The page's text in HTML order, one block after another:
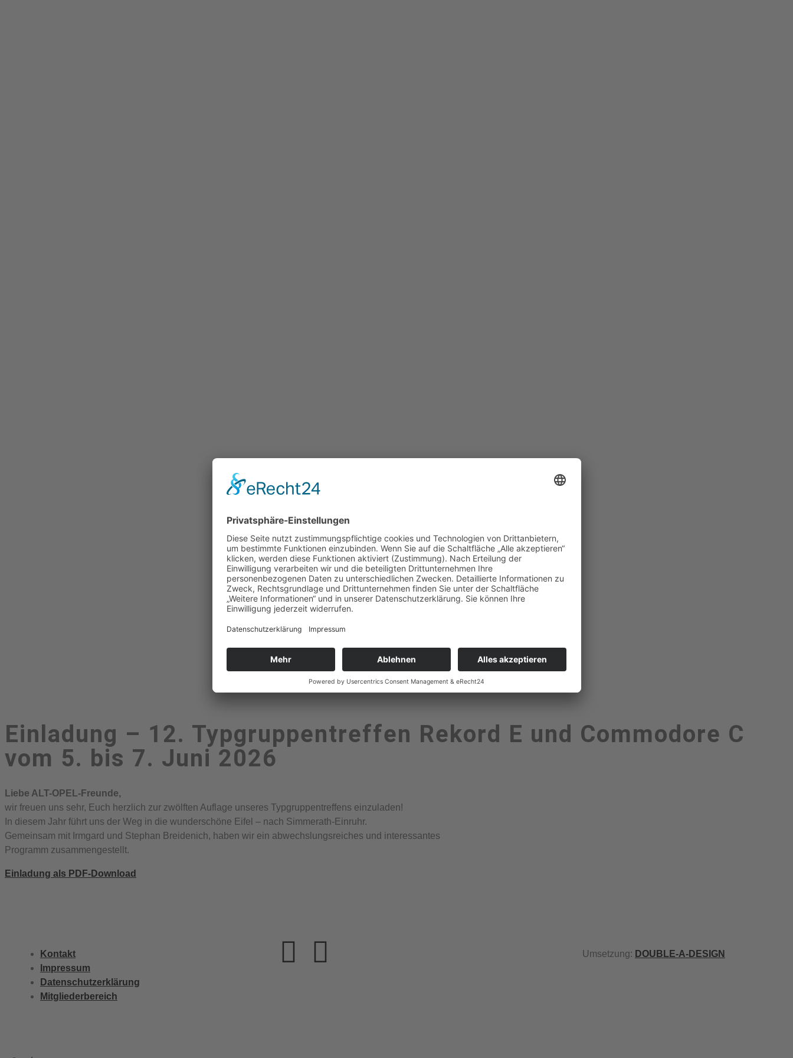
Einladung – 12. Typgruppentreffen Rekord E und Commodore C
vom 5. bis 7. Juni 2026
Liebe ALT-OPEL-Freunde,
wir freuen uns sehr, Euch herzlich zur zwölften Auflage unseres Typgruppentreffens einzuladen!
In diesem Jahr führt uns der Weg in die wunderschöne Eifel – nach Simmerath-Einruhr.
Gemeinsam mit Irmgard und Stephan Breidenich, haben wir ein abwechslungsreiches und interessantes
Programm zusammengestellt.
Einladung als PDF-Download
Kontakt
Impressum
Datenschutzerklärung
Mitgliederbereich
Umsetzung: DOUBLE-A-DESIGN